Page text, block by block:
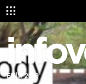
EKİM 2019